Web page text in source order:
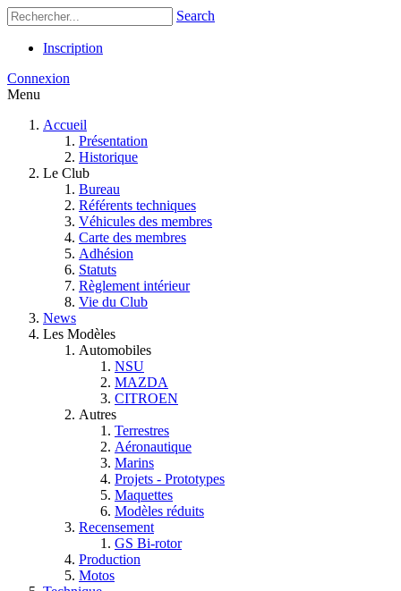
Search
Inscription
Connexion
Menu
Accueil
Présentation
Historique
Le Club
Bureau
Référents techniques
Véhicules des membres
Carte des membres
Adhésion
Statuts
Règlement intérieur
Vie du Club
News
Les Modèles
Automobiles
NSU
MAZDA
CITROEN
Autres
Terrestres
Aéronautique
Marins
Projets - Prototypes
Maquettes
Modèles réduits
Recensement
GS Bi-rotor
Production
Motos